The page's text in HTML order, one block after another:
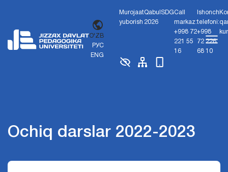
O'ZB
РУС
ENG
Murojaat
yuborish
Qabul
2026
SDGCall
markaz:
+998 72
221 55
16
Ishonch
telefoni:
+998
72 226
68 10
Ochiq darslar 2022-2023